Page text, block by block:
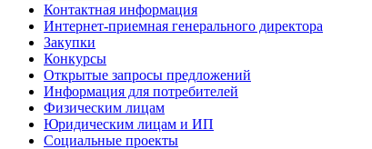
Контактная информация
Интернет-приемная генерального директора
Закупки
Конкурсы
Открытые запросы предложений
Информация для потребителей
Физическим лицам
Юридическим лицам и ИП
Социальные проекты